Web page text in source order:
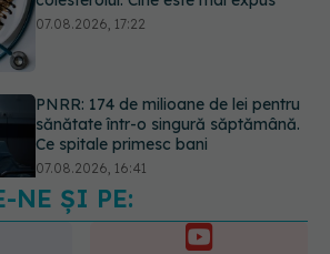
Ce spitale primesc bani
Ce spune culoarea ta preferată
despre vârsta pe care o ai. Care
este "codul cromatic" al generațiilor
07.08.2026, 21:29
NE ȘI PE: